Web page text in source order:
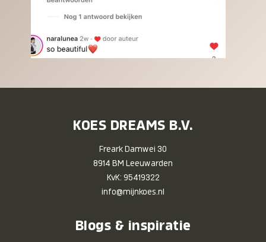
KOES DREAMS B.V.
Freark Damwei 30
8914 BM Leeuwarden
KvK: 95419322
info@mijnkoes.nl
Blogs & inspiratie